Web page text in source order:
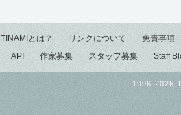
TINAMIとは？ リンクについて
免責事項
API
作家募集 スタッフ募集 Staff
1996-2026